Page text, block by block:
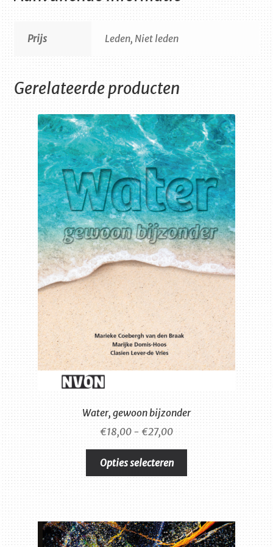
Prijs Leden, Niet leden
Gerelateerde producten
Water, gewoon bijzonder
€18,00 - €27,00Prijsklasse:
tot
€27,00
Opties selecteren
heeft
Deze